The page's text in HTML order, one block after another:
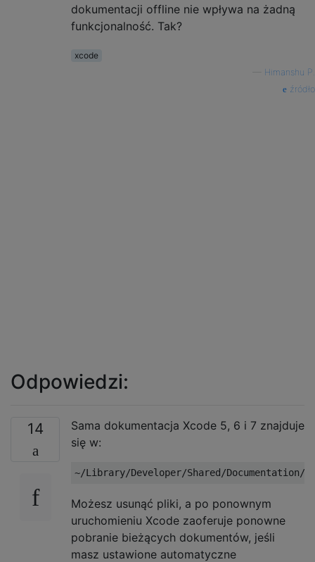
dokumentacji offline nie wpływa na żadną
funkcjonalność. Tak?
xcode
Himanshu P.
źródło
Odpowiedzi:
14
Sama dokumentacja Xcode 5, 6 i 7 znajduje
się w:
Możesz usunąć pliki, a po ponownym
uruchomieniu Xcode zaoferuje ponowne
pobranie bieżących dokumentów, jeśli
masz ustawione automatyczne